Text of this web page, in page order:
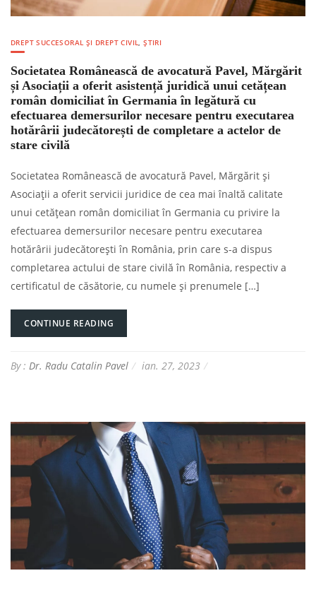
DREPT SUCCESORAL ȘI DREPT CIVIL,ȘTIRI
Societatea Românească de avocatură Pavel, Mărgărit
și Asociații a oferit asistență juridică unui cetățean
român domiciliat în Germania în legătură cu
efectuarea demersurilor necesare pentru executarea
hotărârii judecătorești de completare a actelor de
stare civilă
Societatea Românească de avocatură Pavel, Mărgărit și
Asociații a oferit servicii juridice de cea mai înaltă calitate
unui cetățean român domiciliat în Germania cu privire la
efectuarea demersurilor necesare pentru executarea
hotărârii judecătorești în România, prin care s-a dispus
completarea actului de stare civilă în România, respectiv a
certificatul de căsătorie, cu numele și prenumele […]
CONTINUE READING
By : Dr. Radu Catalin Pavel ian. 27, 2023